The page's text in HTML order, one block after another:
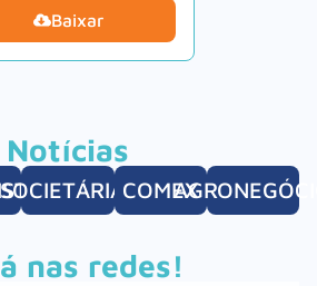
Baixar
Notícias
SOCIETÁRIASCOMEX
nas redes!